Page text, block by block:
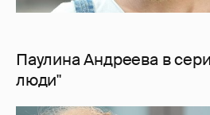
Паулина Андреева в
люди"